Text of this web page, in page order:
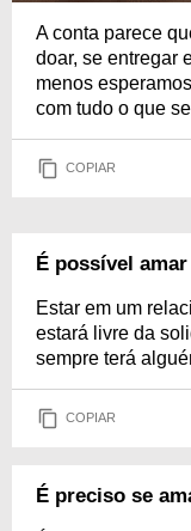
A conta parece
doar, se entregar
menos
com tudo o que
COPIAR
É possível
Estar em um
estará livre da
sempre terá
COPIAR
É preciso se